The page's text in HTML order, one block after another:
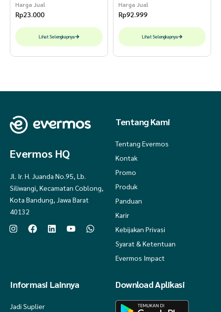
Harga Jual
Rp23.000
Lihat Selengkapnya
Harga Jual
Rp92.999
Lihat Selengkapnya
Evermos HQ
Jl. Ir. H. Juanda No.95, Lb.
Siliwangi, Kecamatan Coblong,
Kota Bandung, Jawa Barat
40132
Tentang Kami
Tentang Evermos
Kontak
Promo
Produk
Panduan
Karir
Kebijakan Privasi
Syarat & Ketentuan
Evermos Impact
Informasi Lainnya
Jadi Suplier
Download Aplikasi